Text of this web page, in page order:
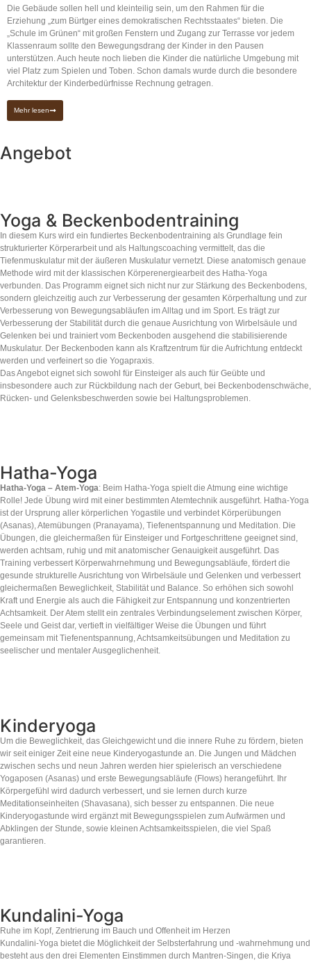
Die Gebäude sollen hell und kleinteilig sein, um den Rahmen für die
Erziehung „zum Bürtger eines demokratischen Rechtsstaates“ bieten. Die
„Schule im Grünen“ mit großen Fenstern und Zugang zur Terrasse vor jedem
Klassenraum sollte den Bewegungsdrang der Kinder in den Pausen
unterstützen. Auch heute noch lieben die Kinder die natürliche Umgebung mit
viel Platz zum Spielen und Toben. Schon damals wurde durch die besondere
Architektur der Kinderbedürfnisse Rechnung getragen.
Mehr lesen
Angebot
Yoga & Beckenbodentraining
In diesem Kurs wird ein fundiertes Beckenbodentraining als Grundlage fein
strukturierter Körperarbeit und als Haltungscoaching vermittelt, das die
Tiefenmuskulatur mit der äußeren Muskulatur vernetzt. Diese anatomisch genaue
Methode wird mit der klassischen Körperenergiearbeit des Hatha-Yoga
verbunden. Das Programm eignet sich nicht nur zur Stärkung des Beckenbodens,
sondern gleichzeitig auch zur Verbesserung der gesamten Körperhaltung und zur
Verbesserung von Bewegungsabläufen im Alltag und im Sport. Es trägt zur
Verbesserung der Stabilität durch die genaue Ausrichtung von Wirbelsäule und
Gelenken bei und trainiert vom Beckenboden ausgehend die stabilisierende
Muskulatur. Der Beckenboden kann als Kraftzentrum für die Aufrichtung entdeckt
werden und verfeinert so die Yogapraxis.
Das Angebot eignet sich sowohl für Einsteiger als auch für Geübte und
insbesondere auch zur Rückbildung nach der Geburt, bei Beckenbodenschwäche,
Rücken- und Gelenksbeschwerden sowie bei Haltungsproblemen.
Hatha-Yoga
Hatha-Yoga – Atem-Yoga: Beim Hatha-Yoga spielt die Atmung eine wichtige
Rolle! Jede Übung wird mit einer bestimmten Atemtechnik ausgeführt. Hatha-Yoga
ist der Ursprung aller körperlichen Yogastile und verbindet Körperübungen
(Asanas), Atemübungen (Pranayama), Tiefenentspannung und Meditation. Die
Übungen, die gleichermaßen für Einsteiger und Fortgeschrittene geeignet sind,
werden achtsam, ruhig und mit anatomischer Genauigkeit ausgeführt. Das
Training verbessert Körperwahrnehmung und Bewegungsabläufe, fördert die
gesunde strukturelle Ausrichtung von Wirbelsäule und Gelenken und verbessert
gleichermaßen Beweglichkeit, Stabilität und Balance. So erhöhen sich sowohl
Kraft und Energie als auch die Fähigkeit zur Entspannung und konzentrierten
Achtsamkeit. Der Atem stellt ein zentrales Verbindungselement zwischen Körper,
Seele und Geist dar, vertieft in vielfältiger Weise die Übungen und führt
gemeinsam mit Tiefenentspannung, Achtsamkeitsübungen und Meditation zu
seelischer und mentaler Ausgeglichenheit.
Kinderyoga
Um die Beweglichkeit, das Gleichgewicht und die innere Ruhe zu fördern, bieten
wir seit einiger Zeit eine neue Kinderyogastunde an. Die Jungen und Mädchen
zwischen sechs und neun Jahren werden hier spielerisch an verschiedene
Yogaposen (Asanas) und erste Bewegungsabläufe (Flows) herangeführt. Ihr
Körpergefühl wird dadurch verbessert, und sie lernen durch kurze
Meditationseinheiten (Shavasana), sich besser zu entspannen. Die neue
Kinderyogastunde wird ergänzt mit Bewegungsspielen zum Aufwärmen und
Abklingen der Stunde, sowie kleinen Achtsamkeitsspielen, die viel Spaß
garantieren.
Kundalini-Yoga
Ruhe im Kopf, Zentrierung im Bauch und Offenheit im Herzen
Kundalini-Yoga bietet die Möglichkeit der Selbsterfahrung und -wahrnehmung und
besteht aus den drei Elementen Einstimmen durch Mantren-Singen, die Kriya